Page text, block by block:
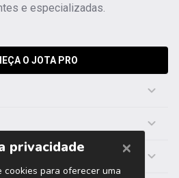
e especializadas.
O JOTA PRO